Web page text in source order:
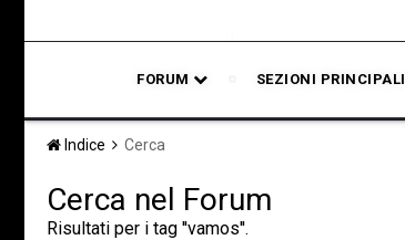
FORUM SEZIONI PRINCIPALI
Indice Cerca
Cerca nel Forum
Risultati per i tag ''vamos''.